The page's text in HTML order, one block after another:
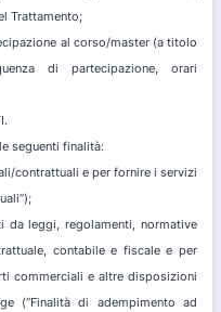
Trattamento;
al corso/master (a titolo
di partecipazione, orari
seguenti finalità:
contrattuali e per fornire i servizi
leggi, regolamenti, normative
contabile e fiscale e per
commerciali e altre disposizioni
(“Finalità di adempimento ad